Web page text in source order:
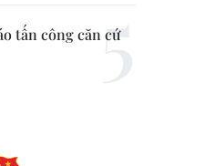
tấn công căn cứ